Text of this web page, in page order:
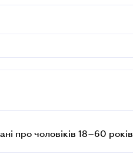
про чоловіків 18–60 років